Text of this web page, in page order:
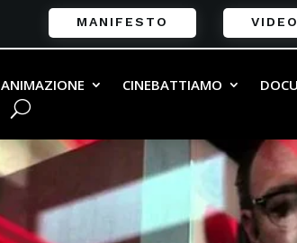
MANIFESTO VIDEO
ANIMAZIONE CINEBATTIAMO